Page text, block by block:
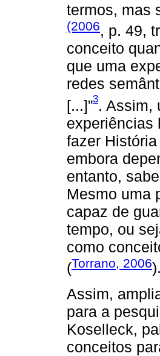
termos, mas
(2006, p. 49,
conceito
que uma
redes
[...]”3. Assim,
experiências
fazer
embora
entanto,
Mesmo uma
capaz de
tempo, ou
como
(Torrano, 2006).
Assim,
para a
Koselleck,
conceitos